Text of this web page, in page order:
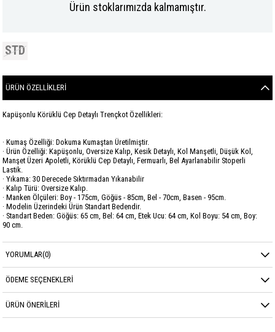
Ürün stoklarımızda kalmamıştır.
STD
ÜRÜN ÖZELLIKLERI
Kapüşonlu Körüklü Cep Detaylı Trençkot Özellikleri:
· Kumaş Özelliği: Dokuma Kumaştan Üretilmiştir.
· Ürün Özelliği: Kapüşonlu, Oversize Kalıp, Kesik Detaylı, Kol Manşetli, Düşük Kol,
Manşet Üzeri Apoletli, Körüklü Cep Detaylı, Fermuarlı, Bel Ayarlanabilir Stoperli
Lastik.
· Yıkama: 30 Derecede Sıktırmadan Yıkanabilir
· Kalıp Türü: Oversize Kalıp.
· Manken Ölçüleri: Boy - 175cm, Göğüs - 85cm, Bel - 70cm, Basen - 95cm.
· Modelin Üzerindeki Ürün Standart Bedendir.
· Standart Beden: Göğüs: 65 cm, Bel: 64 cm, Etek Ucu: 64 cm, Kol Boyu: 54 cm, Boy:
90 cm.
Sezon KIŞ
Kumaş Cinsi
YORUMLAR(0)
ÖDEME SEÇENEKLERI
ÜRÜN ÖNERILERI